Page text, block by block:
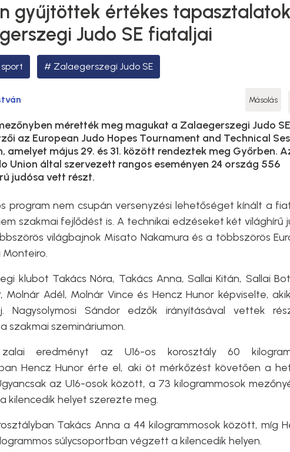
gyűjtöttek értékes
Judo SE fiataljai
sport Zalaegerszegi Judo SE
Másolás
mérették meg magukat a Zalaegerszegi Judo SE
az European Judo Hopes Tournament and Technical
amelyet május 29. és 31. között rendeztek meg Győrben.
Union által szervezett rangos eseményen 24 ország 556
judósa vett részt.
program nem csupán versenyzési lehetőséget kínált a
szakmai fejlődést is. A technikai edzéseket két világhírű
világbajnok Misato Nakamura és a többszörös
klubot Takács Nóra, Takács Anna, Sallai Kitán, Sallai
Molnár Adél, Molnár Vince és Hencz Hunor képviselte,
Nagysolymosi Sándor edzők irányításával vettek
szakmai szemináriumon.
eredményt az U16-os korosztály 60
Hencz Hunor érte el, aki öt mérkőzést követően a
az U16-osok között, a 73 kilogrammosok
kilencedik helyet szerezte meg.
Takács Anna a 44 kilogrammosok között, míg
súlycsoportban végzett a kilencedik helyen.